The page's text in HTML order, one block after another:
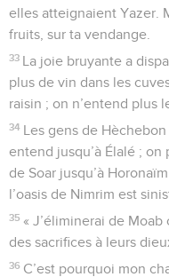
elles atteignaient Yazer.
fruits, sur ta vendange.
33 La joie bruyante a
plus de vin dans les
raisin ; on n’entend plus
34 Les gens de
entend jusqu’à Élalé ; on
de Soar jusqu’à
l’oasis de Nimrim est
35 « J’éliminerai de
des sacrifices à leurs
36 C’est pourquoi mon